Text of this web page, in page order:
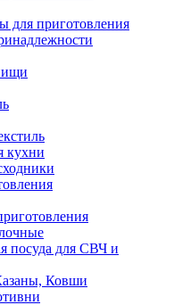
для приготовления
кухни
посуда для СВЧ и
Ковши